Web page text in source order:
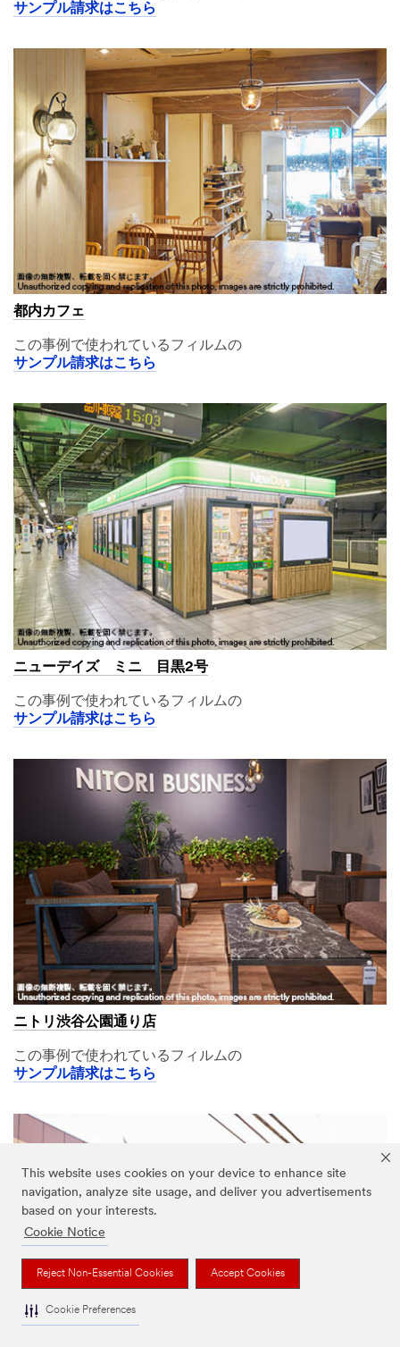
This website uses cookies on your device to enhance site
navigation, analyze site usage, and deliver you advertisements
based on your interests.
Cookie Notice
Reject Non-Essential Cookies Accept Cookies
Cookie Preferences
サンプル請求はこちら
都内カフェ
この事例で使われているフィルムの
サンプル請求はこちら
ニューデイズ ミニ 目黒2号
この事例で使われているフィルムの
サンプル請求はこちら
ニトリ渋谷公園通り店
この事例で使われているフィルムの
サンプル請求はこちら